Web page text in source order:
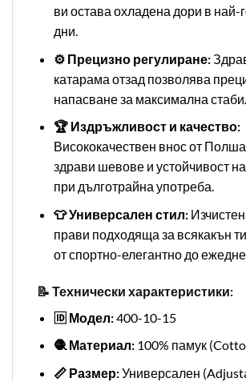
ви остава охладена дори в най-
дни.
⚙️ Прецизно регулиране:
катарама отзад позволява
напасване за максимална
🏆 Издръжливост и качество:
Висококачествен внос от
здрави шевове и устойчивост
при дълготрайна употреба.
👕 Универсален стил:
прави подходяща за всякакън
от спортно-елегантно до
📝 Технически характеристики:
🆔 Модел:400-10-15
🧶 Материал:100% памук
📏 Размер:Универсален